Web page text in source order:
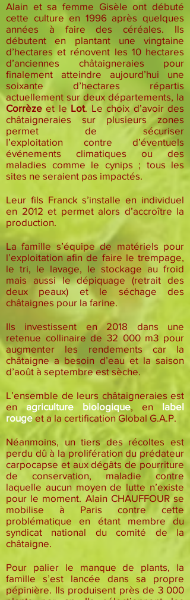
Alain et sa femme Gisèle ont débuté
cette culture en 1996 après quelques
années à faire des céréales. Ils
débutent en plantant une vingtaine
d’hectares et rénovent les 10 hectares
d’anciennes châtaigneraies pour
finalement atteindre aujourd’hui une
soixante d’hectares répartis
actuellement sur deux départements, la
Corrèze et le Lot. Le choix d’avoir des
châtaigneraies sur plusieurs zones
permet de sécuriser
l’exploitation contre d’éventuels
événements climatiques ou des
maladies comme le cynips ; tous les
sites ne seraient pas impactés.
Leur fils Franck s’installe en individuel
en 2012 et permet alors d’accroître la
production.
La famille s’équipe de matériels pour
l’exploitation afin de faire le trempage,
le tri, le lavage, le stockage au froid
mais aussi le dépiquage (retrait des
deux peaux) et le séchage des
châtaignes pour la farine.
Ils investissent en 2018 dans une
retenue collinaire de 32 000 m3 pour
augmenter les rendements car la
châtaigne a besoin d’eau et la saison
d’août à septembre est sèche.
L’ensemble de leurs châtaigneraies est
en agriculture biologique, en label
rougeet a la certification Global G.A.P.
Néanmoins, un tiers des récoltes est
perdu dû à la prolifération du prédateur
carpocapse et aux dégâts de pourriture
de conservation, maladie contre
laquelle aucun moyen de lutte n’existe
pour le moment. Alain CHAUFFOUR se
mobilise à Paris contre cette
problématique en étant membre du
syndicat national du comité de la
châtaigne.
Pour palier le manque de plants, la
famille s’est lancée dans sa propre
pépinière. Ils produisent près de 3 000